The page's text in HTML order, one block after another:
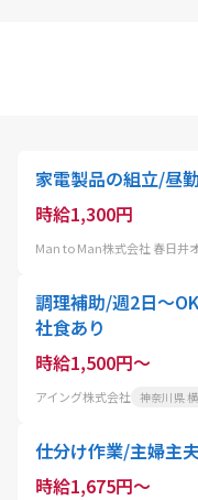
家電製品の組立/昼
時給1,300円
Man to Man株式会社 春日井
調理補助/週2日～
社食あり
時給1,500円～
アイング株式会社 神奈川県
仕分け作業/主婦主
時給1,675円～